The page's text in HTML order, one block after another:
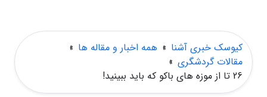
کیوسک خبری آشنا » همه اخبار و مقاله ها »
مقالات گردشگری »
26 تا از موزه های باکو که باید ببینید!